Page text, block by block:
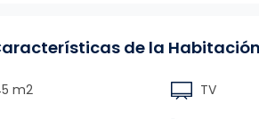
de la Habitación
m2 TV